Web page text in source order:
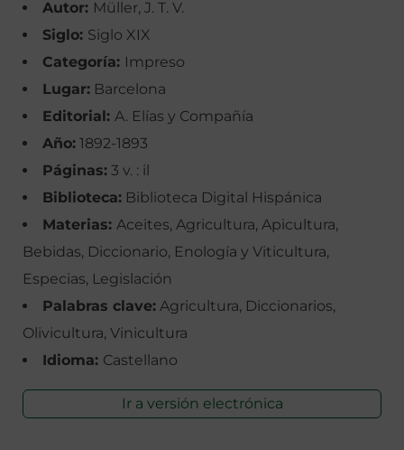
Autor: Müller, J. T. V.
Siglo: Siglo XIX
Categoría: Impreso
Lugar: Barcelona
Editorial: A. Elías y Compañía
Año: 1892-1893
Páginas: 3 v. : il
Biblioteca: Biblioteca Digital Hispánica
Materias: Aceites, Agricultura, Apicultura,
Bebidas, Diccionario, Enología y Viticultura,
Especias, Legislación
Palabras clave: Agricultura, Diccionarios,
Olivicultura, Vinicultura
Idioma: Castellano
Ir a versión electrónica